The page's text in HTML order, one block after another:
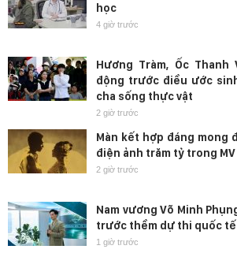
học
4 giờ trước
Hương Tràm, Ốc Thanh
động trước điều ước
cha sống thực vật
2 giờ trước
Màn kết hợp đáng mong
điện ảnh trăm tỷ trong MV
2 giờ trước
Nam vương Võ Minh
trước thềm dự thi quốc tế
1 giờ trước